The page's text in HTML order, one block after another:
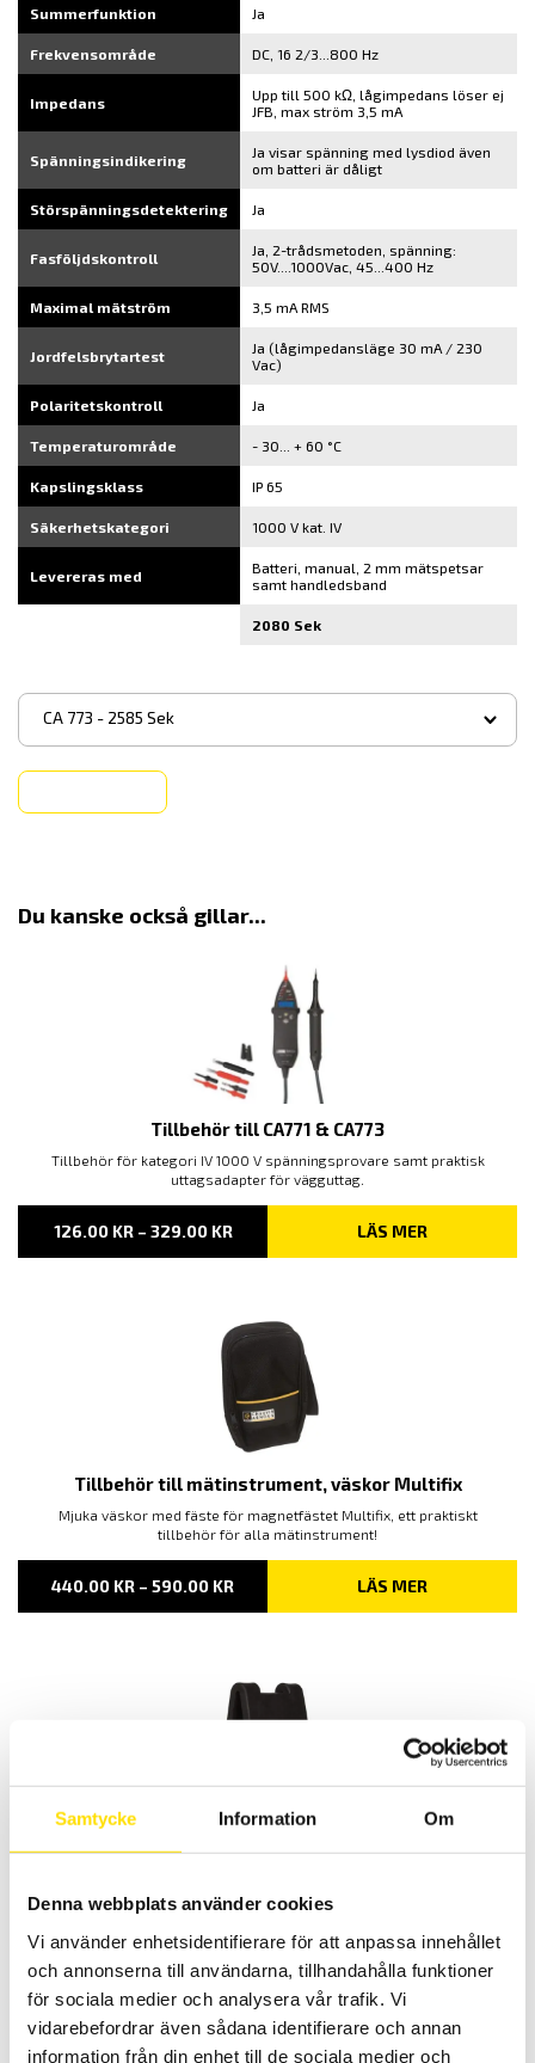
Samtycke Information Om
Denna webbplats använder cookies
Vi använder enhetsidentifierare för att anpassa innehållet
och annonserna till användarna, tillhandahålla funktioner
för sociala medier och analysera vår trafik. Vi
vidarebefordrar även sådana identifierare och annan
information från din enhet till de sociala medier och
Summerfunktion Ja
Frekvensområde DC, 16 2/3...800 Hz
Impedans
Upp till 500 kΩ, lågimpedans löser ej
JFB, max ström 3,5 mA
Spänningsindikering
Ja visar spänning med lysdiod även
om batteri är dåligt
Störspänningsdetektering Ja
Fasföljdskontroll
Ja, 2-trådsmetoden, spänning:
50V....1000Vac, 45...400 Hz
Maximal mätström 3,5 mA RMS
Jordfelsbrytartest
Ja (lågimpedansläge 30 mA / 230
Vac)
Polaritetskontroll Ja
Temperaturområde - 30... + 60 °C
Kapslingsklass IP 65
Säkerhetskategori 1000 V kat. IV
Levereras med
Batteri, manual, 2 mm mätspetsar
samt handledsband
2080 Sek
CA 773 - 2585 Sek
▾
Du kanske också gillar...
Tillbehör till CA771 & CA773
Tillbehör för kategori IV 1000 V spänningsprovare samt praktisk
uttagsadapter för vägguttag.
126.00 KR – 329.00 KRPRISINTERVALL:
TILL
LÄS MER
Tillbehör till mätinstrument, väskor Multifix
Mjuka väskor med fäste för magnetfästet Multifix, ett praktiskt
tillbehör för alla mätinstrument!
440.00 KR – 590.00 KRPRISINTERVALL:
TILL
LÄS MER
260.00KR –1,005.00KRPRISINTERVALL:
TILL
1,005.00 KR
LÄS MER